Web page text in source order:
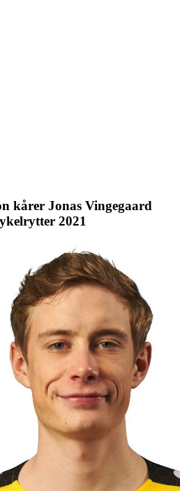
kårer Jonas Vingegaard
2021